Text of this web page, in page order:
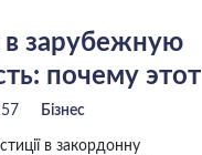
в зарубежную
почему этот
капитала
Бізнес
в закордонну